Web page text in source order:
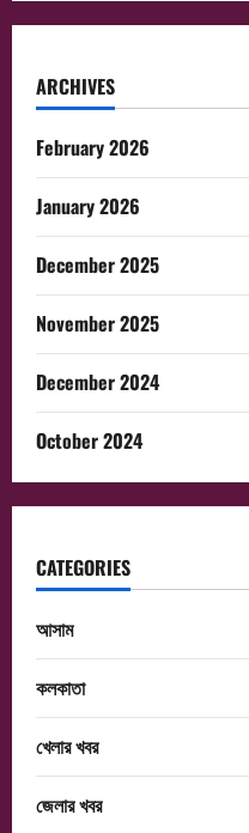
ARCHIVES
February 2026
January 2026
December 2025
November 2025
December 2024
October 2024
CATEGORIES
আসাম
কলকাতা
খেলার খবর
জেলার খবর